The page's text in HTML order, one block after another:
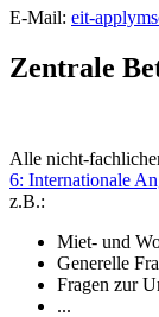
E-Mail: eit-
Zentrale
Alle nicht-
6: Internationale
z.B.:
Miet- und
Generelle
Fragen zur
...